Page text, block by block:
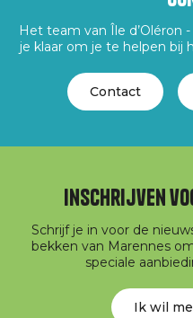
Het team van Île d’Oléron
je klaar om je te helpen bij
Contact
Inschrijven
Schrijf je in voor de
bekken van Marennes
speciale
Ik wil